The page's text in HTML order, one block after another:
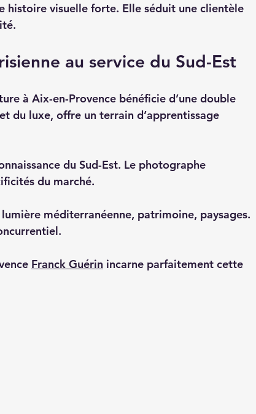
visuelle forte. Elle séduit une clientèle
au service du Sud-Est
à Aix-en-Provence bénéficie d’une double
du luxe, offre un terrain d’apprentissage
du Sud-Est. Le photographe
du marché.
méditerranéenne, patrimoine, paysages.
Franck Guérin incarne parfaitement cette